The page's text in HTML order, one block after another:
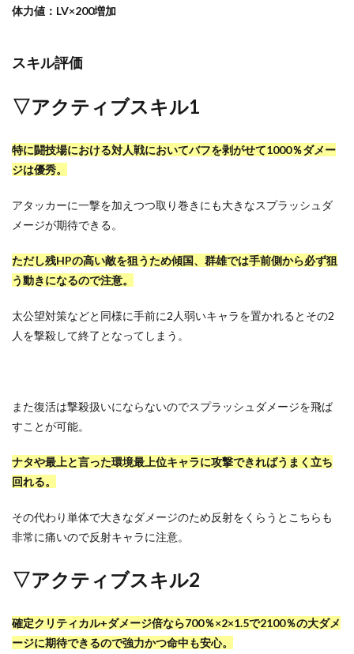
体力値：LV×200増加
スキル評価
▽アクティブスキル1
特に闘技場における対人戦においてバフを剥がせて1000％ダメー
ジは優秀。
アタッカーに一撃を加えつつ取り巻きにも大きなスプラッシュダ
メージが期待できる。
ただし残HPの高い敵を狙うため傾国、群雄では手前側から必ず狙
う動きになるので注意。
太公望対策などと同様に手前に2人弱いキャラを置かれるとその2
人を撃殺して終了となってしまう。
また復活は撃殺扱いにならないのでスプラッシュダメージを飛ば
すことが可能。
ナタや最上と言った環境最上位キャラに攻撃できればうまく立ち
回れる。
その代わり単体で大きなダメージのため反射をくらうとこちらも
非常に痛いので反射キャラに注意。
▽アクティブスキル2
確定クリティカル+ダメージ倍なら700％×2×1.5で2100％の大ダメ
ージに期待できるので強力かつ命中も安心。